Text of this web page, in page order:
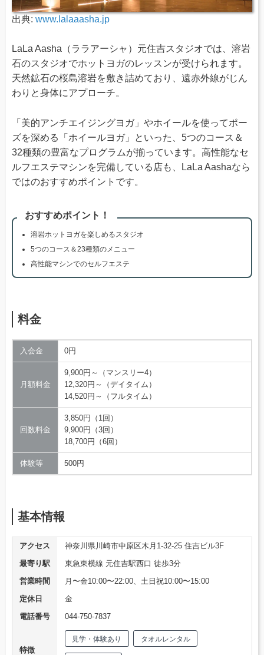
出典: www.lalaaasha.jp
LaLa Aasha（ララアーシャ）元住吉スタジオでは、溶岩
石のスタジオでホットヨガのレッスンが受けられます。
天然鉱石の桜島溶岩を敷き詰めており、遠赤外線がじん
わりと身体にアプローチ。
「美的アンチエイジングヨガ」やホイールを使ってポー
ズを深める「ホイールヨガ」といった、5つのコース＆
32種類の豊富なプログラムが揃っています。高性能なセ
ルフエステマシンを完備している店も、LaLa Aashaなら
ではのおすすめポイントです。
おすすめポイント！
溶岩ホットヨガを楽しめるスタジオ
5つのコース＆23種類のメニュー
高性能マシンでのセルフエステ
料金
入会金 0円
月額料金
9,900円～（マンスリー4）
12,320円～（デイタイム）
14,520円～（フルタイム）
回数料金
3,850円（1回）
9,900円（3回）
18,700円（6回）
体験等 500円
基本情報
アクセス
神奈川県川崎市中原区木月1-32-25 住吉ビル3F
最寄り駅
東急東横線 元住吉駅西口 徒歩3分
営業時間
月〜金10:00〜22:00、土日祝10:00〜15:00
定休日
金
電話番号
044-750-7837
特徴
見学・体験あり タオルレンタル